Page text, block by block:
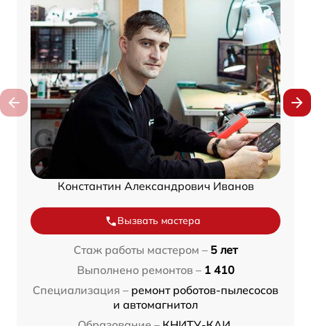
Константин Александрович Иванов
Вызвать мастера
Стаж работы мастером – 5 лет
Выполнено ремонтов – 1 410
Специализация – ремонт роботов-пылесосов
и автомагнитол